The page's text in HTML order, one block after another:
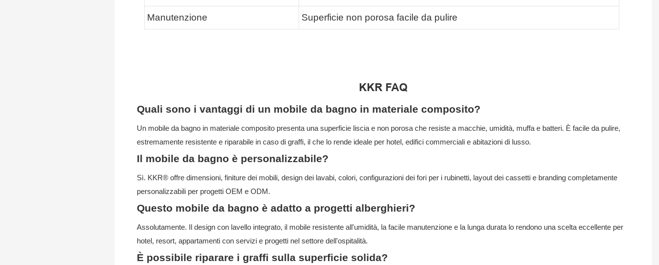
Manutenzione Superficie non porosa facile da pulire
KKR FAQ
Quali sono i vantaggi di un mobile da bagno in materiale composito?
Un mobile da bagno in materiale composito presenta una superficie liscia e non porosa che resiste a macchie, umidità, muffa e batteri. È facile da pulire,
estremamente resistente e riparabile in caso di graffi, il che lo rende ideale per hotel, edifici commerciali e abitazioni di lusso.
Il mobile da bagno è personalizzabile?
Sì. KKR® offre dimensioni, finiture dei mobili, design dei lavabi, colori, configurazioni dei fori per i rubinetti, layout dei cassetti e branding completamente
personalizzabili per progetti OEM e ODM.
Questo mobile da bagno è adatto a progetti alberghieri?
Assolutamente. Il design con lavello integrato, il mobile resistente all'umidità, la facile manutenzione e la lunga durata lo rendono una scelta eccellente per
hotel, resort, appartamenti con servizi e progetti nel settore dell'ospitalità.
È possibile riparare i graffi sulla superficie solida?